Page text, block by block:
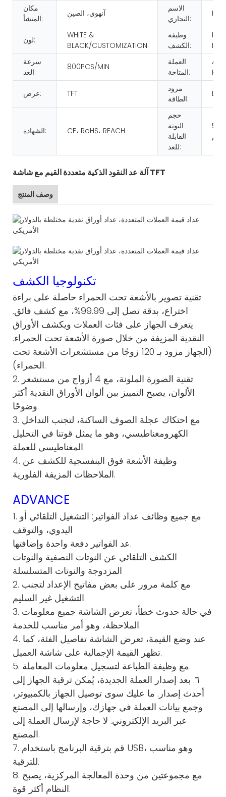
مكان
المنشأ:
آنهوي، الصين
الاسم
التجاري:
لون:
WHITE &
BLACK/CUSTOMIZATION
وظيفة
الكشف:
IR/
سرعة
العد:
800PCS/MIN
العملة
المتاحة:
AS
عرض: TFT
مزود
الطاقة:
الشهادة: CE، RoHS، REACH
حجم
النوتة
القابلة
للعد:
آلة عد النقود الذكية متعددة القيم مع شاشة TFT
وصف المنتج
تكنولوجيا الكشف
تقنية تصوير بالأشعة تحت الحمراء حاصلة على براءة
اختراع، بدقة تصل إلى 99.99%، مع كشف فائق.
يتعرف الجهاز على فئات العملات ويكشف الأوراق
النقدية المزيفة من خلال صورة الأشعة تحت الحمراء.
(الجهاز مزود بـ 120 زوجًا من مستشعرات الأشعة تحت
الحمراء).
2. تقنية الصورة الملونة، مع 4 أزواج من مستشعر
الألوان، يصبح التمييز بين ألوان الأوراق النقدية أكثر
وضوحًا.
3. مع احتكاك عجلة الصوف الساكنة، لتجنب التداخل
الكهرومغناطيسي، وهو ما يمثل قوتنا في التحليل
المغناطيسي للعملة.
4. وظيفة الأشعة فوق البنفسجية للكشف عن
الملاحظات المزيفة الفلورية.
ADVANCE
1. مع جميع وظائف عداد الفواتير: التشغيل التلقائي أو
اليدوي، والتوقف
عد الفواتير دفعة واحدة وإضافتها.
الكشف التلقائي عن النوتات النصفية والنوتات
المزدوجة والنوتات المتسلسلة
2. مع كلمة مرور على بعض مفاتيح الإعداد لتجنب
التشغيل غير السليم.
3. في حالة حدوث خطأ، تعرض الشاشة جميع معلومات
الملاحظة، وهو أمر مناسب للخدمة.
4. عند وضع القيمة، تعرض الشاشة تفاصيل الفئة، كما
تظهر القيمة الإجمالية على شاشة العميل.
5. مع وظيفة الطباعة لتسجيل معلومات المعاملة.
٦. بعد إصدار العملة الجديدة، يُمكن ترقية الجهاز إلى
أحدث إصدار. ما عليك سوى توصيل الجهاز بالكمبيوتر،
وجمع بيانات العملة في جهازك، وإرسالها إلى المصنع
عبر البريد الإلكتروني. لا حاجة لإرسال العملة إلى
المصنع.
7. قم بترقية البرنامج باستخدام USB، وهو مناسب
للترقية.
8. مع مجموعتين من وحدة المعالجة المركزية، يصبح
النظام أكثر قوة.